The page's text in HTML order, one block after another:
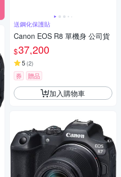
送鋼化保護貼
Canon EOS R8 單機身 公司貨
$37,200
5 (2)
券 贈品
加入購物車